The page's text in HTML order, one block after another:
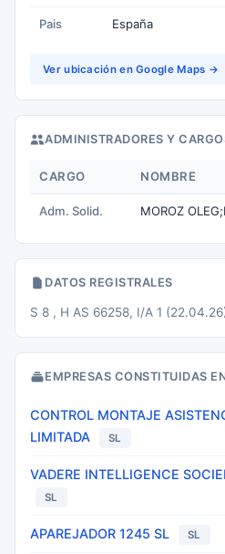
Pais España
Ver ubicación en Google Maps →
ADMINISTRADORES Y
CARGO NOMBRE
Adm. Solid. MOROZ
DATOS REGISTRALES
S 8 , H AS 66258, I/A 1
EMPRESAS CONSTITUIDAS
CONTROL MONTAJE
LIMITADA
SL
VADERE INTELLIGENCE
SL
APAREJADOR 1245 SL SL